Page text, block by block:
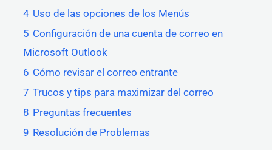
4 Uso de las opciones de los Menús
5 Configuración de una cuenta de correo en
Microsoft Outlook
6 Cómo revisar el correo entrante
7 Trucos y tips para maximizar del correo
8 Preguntas frecuentes
9 Resolución de Problemas